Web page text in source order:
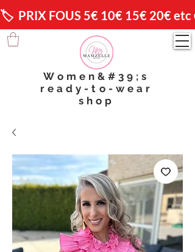
🏷️  PRIX FOUS 5€ 10€ 15€ 20€ etc
Women&#39;s
ready-to-wear
shop